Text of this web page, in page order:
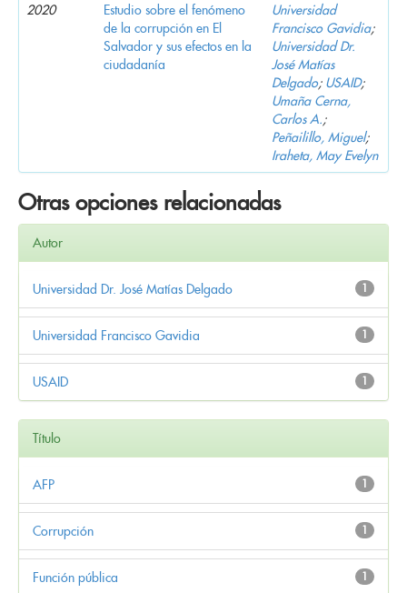
2020
Estudio sobre el fenómeno
de la corrupción en El
Salvador y sus efectos en la
ciudadanía
Universidad
Francisco Gavidia;
Universidad Dr.
José Matías
Delgado; USAID;
Umaña Cerna,
Carlos A.;
Peñailillo, Miguel;
Iraheta, May Evelyn
Otras opciones relacionadas
Autor
1
Universidad Dr. José Matías Delgado
1
Universidad Francisco Gavidia
1
USAID
Título
1
AFP
1
Corrupción
1
Función pública